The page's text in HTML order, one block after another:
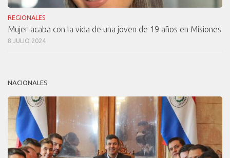
REGIONALES
Mujer acaba con la vida de una joven de 19 años en Misiones
8 JULIO 2024
NACIONALES